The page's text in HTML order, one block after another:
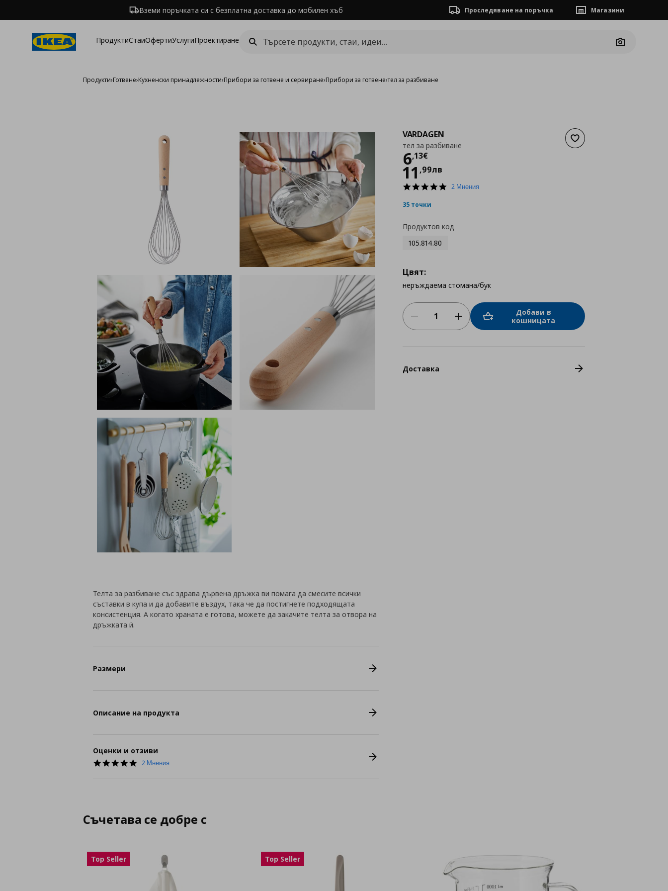
Вземи поръчката си с безплатна доставка до мобилен хъб Проследяване на поръчка Магазини
ПродуктиСтаиОфертиУслугиПроектиране
Camera
Продукти›Готвене›Кухненски принадлежности›Прибори за готвене и сервиране›Прибори за готвене›тел за разбиване
Добави към списъка с
VARDAGEN
тел за разбиване
6,13€
Цена
11 ,99лв
5.02 Мнения
35 точки
Продуктов код
105.814.80
Цвят:
неръждаема стомана/бук
Добави в
кошницата
Доставка
Телта за разбиване със здрава дървена дръжка ви помага да смесите всички
съставки в купа и да добавите въздух, така че да постигнете подходящата
консистенция. А когато храната е готова, можете да закачите телта за отвора на
дръжката ѝ.
Размери
Описание на продукта
Оценки и отзиви
5.0
2 Мнения
Съчетава се добре с
Top Seller Top Seller